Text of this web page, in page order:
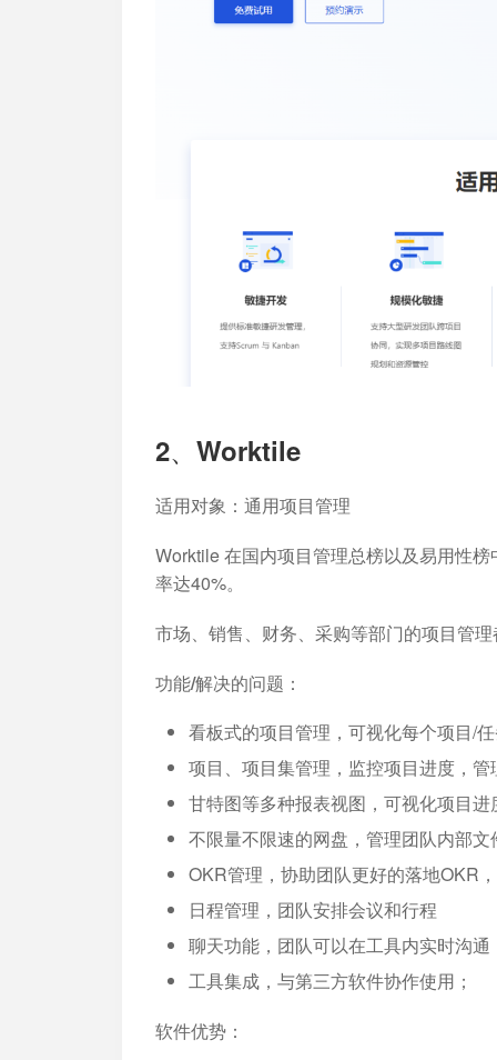
2、Worktile
适用对象： 通用项目管理
Worktile 在国内项目管理总榜以及易用性
率达40%。
市场、销售、财务、采购等部门的项目管
功能/解决的问题：
看板式的项目管理，可视化每个项目/
项目、项目集管理，监控项目进度，管
甘特图等多种报表视图，可视化项目
不限量不限速的网盘，管理团队内部文
OKR管理，协助团队更好的落地OKR
日程管理，团队安排会议和行程
聊天功能，团队可以在工具内实时沟
工具集成，与第三方软件协作使用；
软件优势：